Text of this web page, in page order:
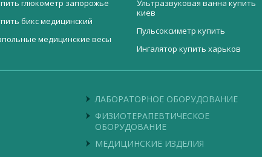
глюкометр запорожье
бикс медицинский
медицинские весы
Ультразвуковая ванна купить
киев
Пульсоксиметр купить
Ингалятор купить харьков
туалетов
микроскоп
послеоперационная
801
Пинцет глазной по Elschnig
Миниатюрный пульсоксиметр YX
302
Лампа операционная
ЛАБОРАТОРНОЕ ОБОРУДОВАНИЕ
ФИЗИОТЕРАПЕВТИЧЕСКОЕ
ОБОРУДОВАНИЕ
МЕДИЦИНСКИЕ ИЗДЕЛИЯ